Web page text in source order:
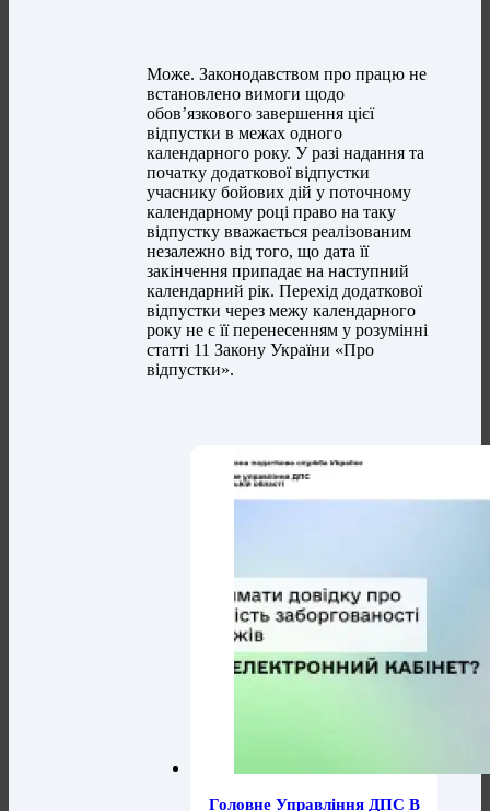
Може. Законодавством про працю не
встановлено вимоги щодо
обов’язкового завершення цієї
відпустки в межах одного
календарного року. У разі надання та
початку додаткової відпустки
учаснику бойових дій у поточному
календарному році право на таку
відпустку вважається реалізованим
незалежно від того, що дата її
закінчення припадає на наступний
календарний рік. Перехід додаткової
відпустки через межу календарного
року не є її перенесенням у розумінні
статті 11 Закону України «Про
відпустки».
Головне Управління ДПС В